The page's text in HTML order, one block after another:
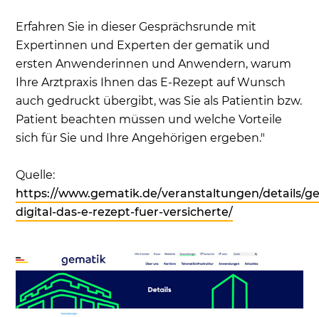
Erfahren Sie in dieser Gesprächsrunde mit
Expertinnen und Experten der gematik und
ersten Anwenderinnen und Anwendern, warum
Ihre Arztpraxis Ihnen das E-Rezept auf Wunsch
auch gedruckt übergibt, was Sie als Patientin bzw.
Patient beachten müssen und welche Vorteile
sich für Sie und Ihre Angehörigen ergeben."
Quelle:
https://www.gematik.de/veranstaltungen/details/
digital-das-e-rezept-fuer-versicherte/